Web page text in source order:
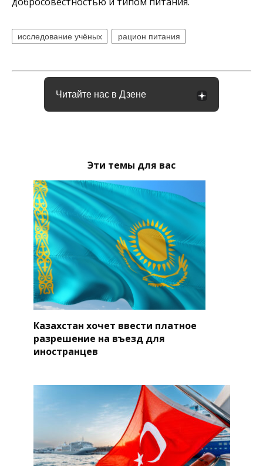
исследование учёных рацион питания
Читайте нас в Дзене
Эти темы для вас
Казахстан хочет ввести платное
разрешение на въезд для
иностранцев